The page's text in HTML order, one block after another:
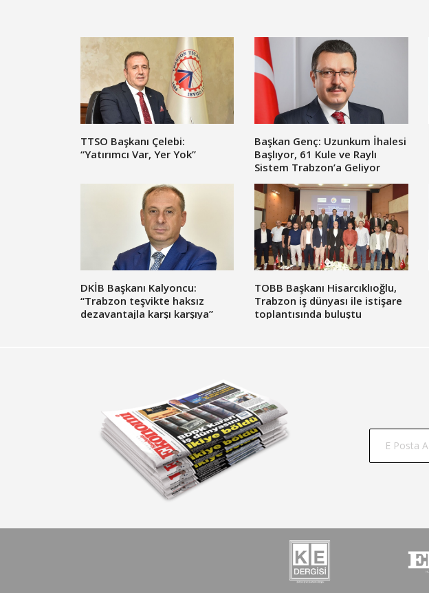
TTSO Başkanı Çelebi:
“Yatırımcı Var, Yer Yok”
Başkan Genç: Uzunkum İhalesi
Başlıyor, 61 Kule ve Raylı
Sistem Trabzon’a Geliyor
DKİB Başkanı Kalyoncu:
“Trabzon teşvikte haksız
dezavantajla karşı karşıya”
TOBB Başkanı Hisarcıklıoğlu,
Trabzon iş dünyası ile istişare
toplantısında buluştu